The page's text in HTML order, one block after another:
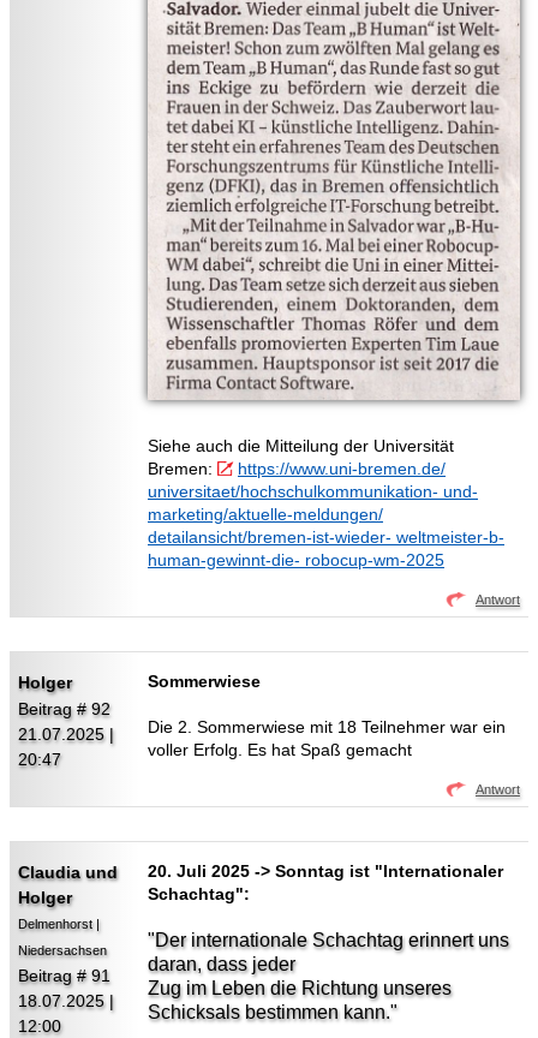
Siehe auch die Mitteilung der Universität
Bremen:
https://www.uni-bremen.de/
universitaet/hochschulkommunikation- und-
marketing/aktuelle-meldungen/
detailansicht/bremen-ist-wieder- weltmeister-b-
human-gewinnt-die- robocup-wm-2025
Antwort
Holger
Beitrag # 92
21.07.2025 |
20:47
Sommerwiese
Die 2. Sommerwiese mit 18 Teilnehmer war ein
voller Erfolg. Es hat Spaß gemacht
Antwort
Claudia und
Holger
Delmenhorst |
Niedersachsen
Beitrag # 91
18.07.2025 |
12:00
20. Juli 2025 -> Sonntag ist "Internationaler
Schachtag":
"Der internationale Schachtag erinnert uns
daran, dass jeder
Zug im Leben die Richtung unseres
Schicksals bestimmen kann."